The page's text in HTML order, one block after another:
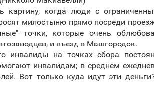
картину, когда люди с
милостыню прямо посреди
точки, которые очень
и въезд в Машгородок.
инвалиды на точках сбора
инвалидам; в среднем
Вот только куда идут эти